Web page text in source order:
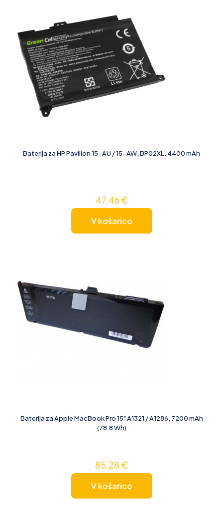
Baterija za HP Pavilion 15-AU / 15-AW, BP02XL, 4400 mAh
47,46€
V košarico
Baterija za Apple MacBook Pro 15" A1321 / A1286, 7200 mAh
(78.8 Wh)
85,28 €
V košarico